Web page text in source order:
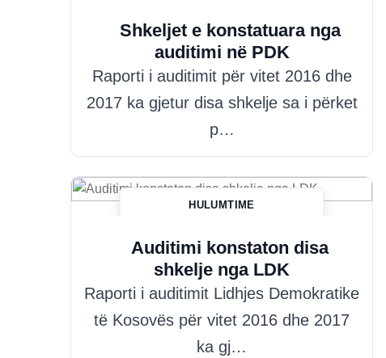
Shkeljet e konstatuara nga
auditimi në PDK
Raporti i auditimit për vitet 2016 dhe
2017 ka gjetur disa shkelje sa i përket
p…
HULUMTIME
Auditimi konstaton disa
shkelje nga LDK
Raporti i auditimit Lidhjes Demokratike
të Kosovës për vitet 2016 dhe 2017
ka gj…